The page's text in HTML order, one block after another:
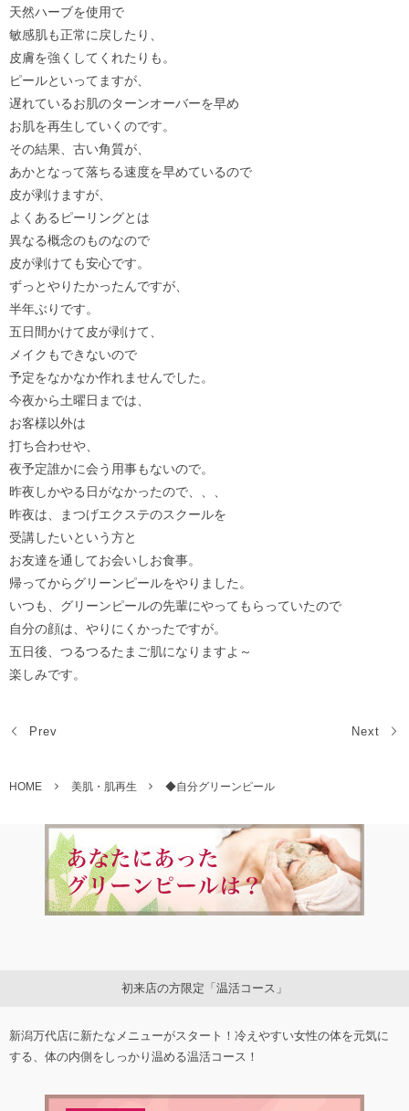
天然ハーブを使用で
敏感肌も正常に戻したり、
皮膚を強くしてくれたりも。
ピールといってますが、
遅れているお肌のターンオーバーを早め
お肌を再生していくのです。
その結果、古い角質が、
あかとなって落ちる速度を早めているので
皮が剥けますが、
よくあるピーリングとは
異なる概念のものなので
皮が剥けても安心です。
ずっとやりたかったんですが、
半年ぶりです。
五日間かけて皮が剥けて、
メイクもできないので
予定をなかなか作れませんでした。
今夜から土曜日までは、
お客様以外は
打ち合わせや、
夜予定誰かに会う用事もないので。
昨夜しかやる日がなかったので、、、
昨夜は、まつげエクステのスクールを
受講したいという方と
お友達を通してお会いしお食事。
帰ってからグリーンピールをやりました。
いつも、グリーンピールの先輩にやってもらっていたので
自分の顔は、やりにくかったですが。
五日後、つるつるたまご肌になりますよ～
楽しみです。
Prev Next
HOME 美肌・肌再生 ◆自分グリーンピール
初来店の方限定「温活コース」
新潟万代店に新たなメニューがスタート！冷えやすい女性の体を元気に
する、体の内側をしっかり温める温活コース！